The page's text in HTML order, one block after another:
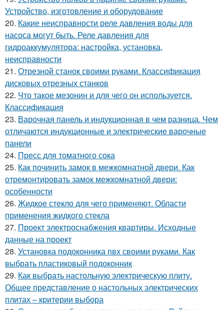
Устройство, изготовление и оборудование
20. Какие неисправности реле давления воды для
насоса могут быть. Реле давления для
гидроаккумулятора: настройка, установка,
неисправности
21. Отрезной станок своими руками. Классификация
дисковых отрезных станков
22. Что такое мезонин и для чего он используется.
Классификация
23. Варочная панель и индукционная в чем разница. Чем
отличаются индукционные и электрические варочные
панели
24. Пресс для томатного сока
25. Как починить замок в межкомнатной двери. Как
отремонтировать замок межкомнатной двери:
особенности
26. Жидкое стекло для чего применяют. Области
применения жидкого стекла
27. Проект электроснабжения квартиры. Исходные
данные на проект
28. Установка подоконника пвх своими руками. Как
выбрать пластиковый подоконник
29. Как выбрать настольную электрическую плиту.
Общее представление о настольных электрических
плитах – критерии выбора